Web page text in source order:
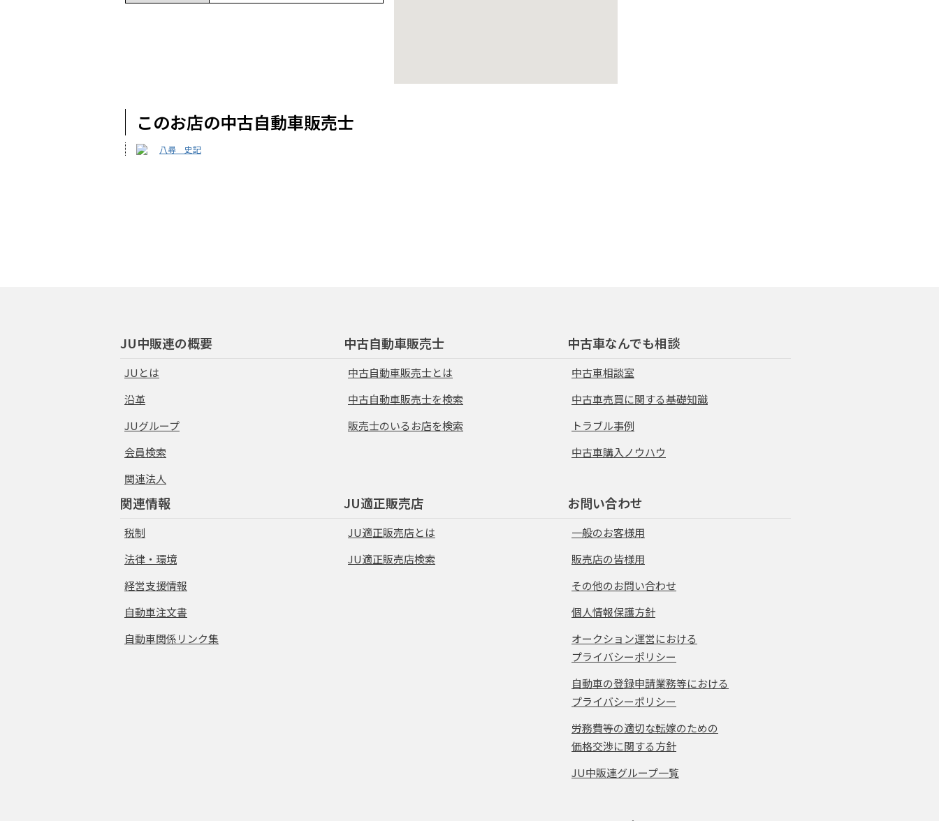
このお店の中古自動車販売士
八尋 史記
JU中販連の概要
JUとは
沿革
JUグループ
会員検索
関連法人
中古自動車販売士
中古自動車販売士とは
中古自動車販売士を検索
販売士のいるお店を検索
中古車なんでも相談
中古車相談室
中古車売買に関する基礎知識
トラブル事例
中古車購入ノウハウ
関連情報
税制
法律・環境
経営支援情報
自動車注文書
自動車関係リンク集
JU適正販売店
JU適正販売店とは
JU適正販売店検索
お問い合わせ
一般のお客様用
販売店の皆様用
その他のお問い合わせ
個人情報保護方針
オークション運営における
プライバシーポリシー
自動車の登録申請業務等における
プライバシーポリシー
労務費等の適切な転嫁のための
価格交渉に関する方針
JU中販連グループ一覧